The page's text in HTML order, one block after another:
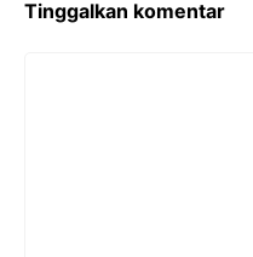
Tinggalkan komentar